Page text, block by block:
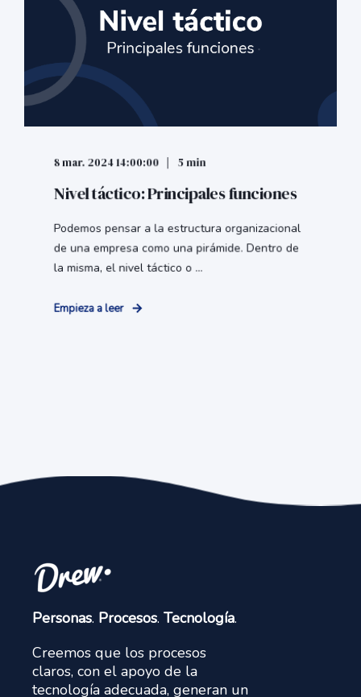
8 mar. 2024 14:00:00 5 min
Nivel táctico: Principales funciones
Podemos pensar a la estructura organizacional
de una empresa como una pirámide. Dentro de
la misma, el nivel táctico o ...
Empieza a leer
Personas. Procesos. Tecnología.
Creemos que los procesos
claros, con el apoyo de la
tecnología adecuada, generan un